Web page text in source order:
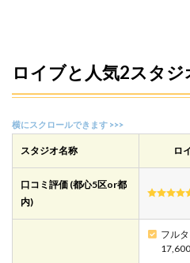
ロイブと人気2スタ
スタジオ名称 ロ
口コミ評価 (都心5区or都
内)
フル